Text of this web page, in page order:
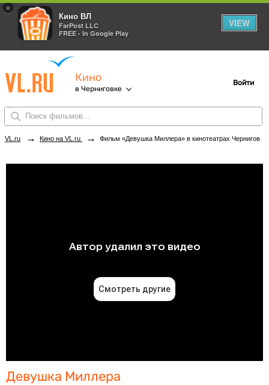
×
Кино ВЛ
FarPost LLC
FREE - In Google Play
VIEW
Кино
в Черниговке
Войти
VL.ru → Кино на VL.ru → Фильм «Девушка Миллера» в кинотеатрах Черниговки. Купить билеты!
Девушка Миллера